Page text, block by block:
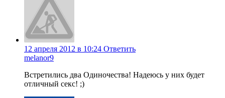
12 апреля 2012 в 10:24 Ответить
melanor9
Встретились два Одиночества! Надеюсь у них будет
отличный секс! ;)